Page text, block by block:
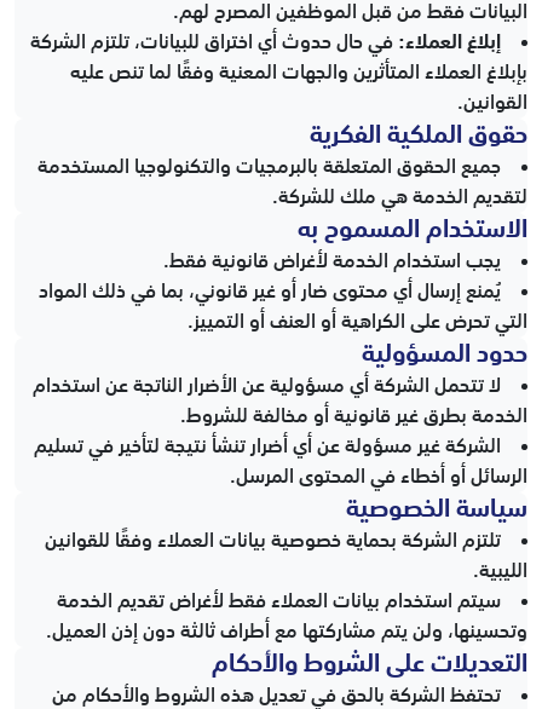
البيانات فقط من قبل الموظفين المصرح لهم.
إبلاغ العملاء: في حال حدوث أي اختراق للبيانات، تلتزم الشركة
بإبلاغ العملاء المتأثرين والجهات المعنية وفقًا لما تنص عليه
القوانين.
حقوق الملكية الفكرية
جميع الحقوق المتعلقة بالبرمجيات والتكنولوجيا المستخدمة
لتقديم الخدمة هي ملك للشركة.
الاستخدام المسموح به
يجب استخدام الخدمة لأغراض قانونية فقط.
يُمنع إرسال أي محتوى ضار أو غير قانوني، بما في ذلك المواد
التي تحرض على الكراهية أو العنف أو التمييز.
حدود المسؤولية
لا تتحمل الشركة أي مسؤولية عن الأضرار الناتجة عن استخدام
الخدمة بطرق غير قانونية أو مخالفة للشروط.
الشركة غير مسؤولة عن أي أضرار تنشأ نتيجة لتأخير في تسليم
الرسائل أو أخطاء في المحتوى المرسل.
سياسة الخصوصية
تلتزم الشركة بحماية خصوصية بيانات العملاء وفقًا للقوانين
الليبية.
سيتم استخدام بيانات العملاء فقط لأغراض تقديم الخدمة
وتحسينها، ولن يتم مشاركتها مع أطراف ثالثة دون إذن العميل.
التعديلات على الشروط والأحكام
تحتفظ الشركة بالحق في تعديل هذه الشروط والأحكام من